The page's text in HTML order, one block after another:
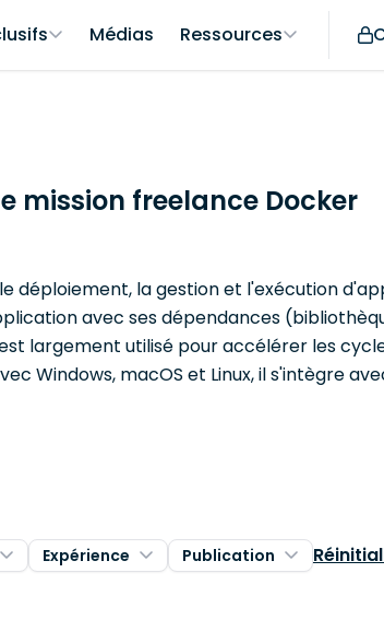
Médias Ressources
mission freelance Docker
la gestion et l'exécution
avec ses dépendances
largement utilisé pour accélérer les
Windows, macOS et Linux, il s'intègre
Expérience Publication